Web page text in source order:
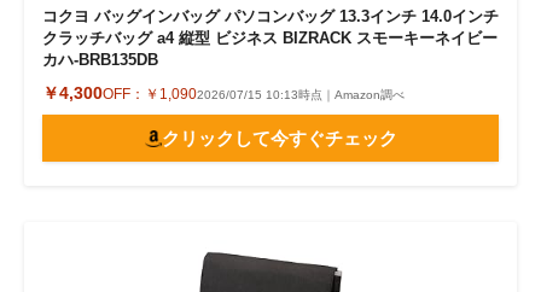
コクヨ バッグインバッグ パソコンバッグ 13.3インチ 14.0インチ
クラッチバッグ a4 縦型 ビジネス BIZRACK スモーキーネイビー
カハ-BRB135DB
￥4,300OFF： ￥1,0902026/07/15 10:13時点｜Amazon調べ
クリックして今すぐチェック